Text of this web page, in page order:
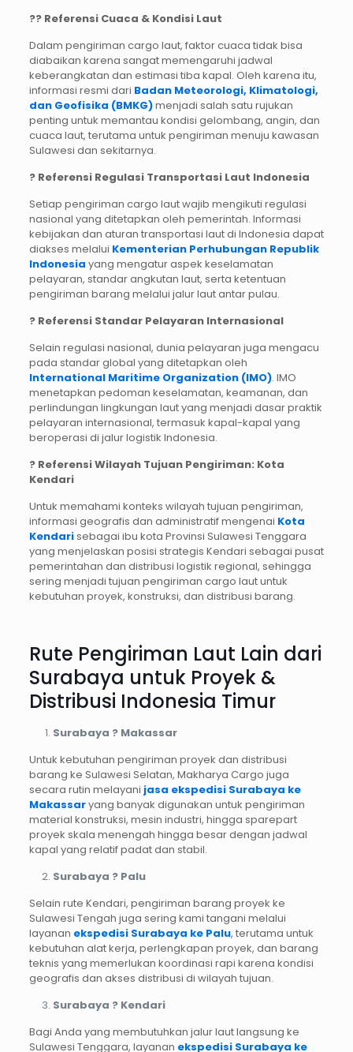
?? Referensi Cuaca & Kondisi Laut
Dalam pengiriman cargo laut, faktor cuaca tidak bisa
diabaikan karena sangat memengaruhi jadwal
keberangkatan dan estimasi tiba kapal. Oleh karena itu,
informasi resmi dari Badan Meteorologi, Klimatologi,
dan Geofisika (BMKG)menjadi salah satu rujukan
penting untuk memantau kondisi gelombang, angin, dan
cuaca laut, terutama untuk pengiriman menuju kawasan
Sulawesi dan sekitarnya.
? Referensi Regulasi Transportasi Laut Indonesia
Setiap pengiriman cargo laut wajib mengikuti regulasi
nasional yang ditetapkan oleh pemerintah. Informasi
kebijakan dan aturan transportasi laut di Indonesia dapat
diakses melalui Kementerian Perhubungan Republik
Indonesia yang mengatur aspek keselamatan
pelayaran, standar angkutan laut, serta ketentuan
pengiriman barang melalui jalur laut antar pulau.
? Referensi Standar Pelayaran Internasional
Selain regulasi nasional, dunia pelayaran juga mengacu
pada standar global yang ditetapkan oleh
International Maritime Organization (IMO). IMO
menetapkan pedoman keselamatan, keamanan, dan
perlindungan lingkungan laut yang menjadi dasar praktik
pelayaran internasional, termasuk kapal-kapal yang
beroperasi di jalur logistik Indonesia.
? Referensi Wilayah Tujuan Pengiriman: Kota
Kendari
Untuk memahami konteks wilayah tujuan pengiriman,
informasi geografis dan administratif mengenai Kota
Kendarisebagai ibu kota Provinsi Sulawesi Tenggara
yang menjelaskan posisi strategis Kendari sebagai pusat
pemerintahan dan distribusi logistik regional, sehingga
sering menjadi tujuan pengiriman cargo laut untuk
kebutuhan proyek, konstruksi, dan distribusi barang.
Rute Pengiriman Laut Lain dari
Surabaya untuk Proyek &
Distribusi Indonesia Timur
Surabaya ? Makassar
Untuk kebutuhan pengiriman proyek dan distribusi
barang ke Sulawesi Selatan, Makharya Cargo juga
secara rutin melayani jasa ekspedisi Surabaya ke
Makassaryang banyak digunakan untuk pengiriman
material konstruksi, mesin industri, hingga sparepart
proyek skala menengah hingga besar dengan jadwal
kapal yang relatif padat dan stabil.
Surabaya ? Palu
Selain rute Kendari, pengiriman barang proyek ke
Sulawesi Tengah juga sering kami tangani melalui
layanan ekspedisi Surabaya ke Palu, terutama untuk
kebutuhan alat kerja, perlengkapan proyek, dan barang
teknis yang memerlukan koordinasi rapi karena kondisi
geografis dan akses distribusi di wilayah tujuan.
Surabaya ? Kendari
Bagi Anda yang membutuhkan jalur laut langsung ke
Sulawesi Tenggara, layanan ekspedisi Surabaya ke